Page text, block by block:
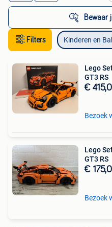
Bewaar
Filters Kinderen en
Lego
GT3 RS
€
Bezoek
Lego
GT3 RS
€
Bezoek